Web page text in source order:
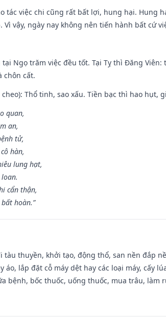
tác việc chi cũng rất bất lợi, hung hại. Hung
Vì vậy, ngày nay không nên tiến hành bất cứ
tại Ngọ trăm việc đều tốt. Tại Tỵ thì Đăng
chôn cất.
cheo): Thổ tinh, sao xấu. Tiền bạc thì hao
quan,
an,
tử,
hàn,
lung hạt,
cẩn thận,
hoàn.”
tàu thuyền, khởi tạo, động thổ, san nền đắp
lắp đặt cỗ máy dệt hay các loại máy, cấy
bệnh, bốc thuốc, uống thuốc, mua trâu, làm